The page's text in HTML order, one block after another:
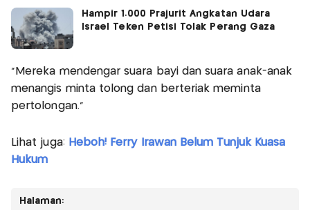
Hampir 1.000 Prajurit Angkatan Udara
Israel Teken Petisi Tolak Perang Gaza
“Mereka mendengar suara bayi dan suara anak-anak
menangis minta tolong dan berteriak meminta
pertolongan.”
Lihat juga: Heboh! Ferry Irawan Belum Tunjuk Kuasa
Hukum
Halaman: